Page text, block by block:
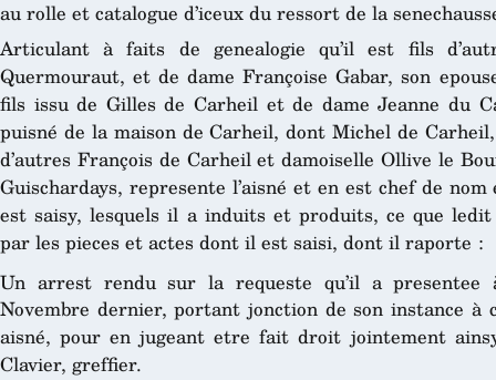
au rolle et catalogue d’iceux du ressort de la
Articulant à faits de genealogie qu’il est fils
Quermouraut, et de dame Françoise Gabar, son
fils issu de Gilles de Carheil et de dame Jeanne du
puisné de la maison de Carheil, dont Michel de
d’autres François de Carheil et damoiselle Ollive le
Guischardays, represente l’aisné et en est chef de
est saisy, lesquels il a induits et produits, ce que
par les pieces et actes dont il est saisi, dont il raporte :
Un arrest rendu sur la requeste qu’il a
Novembre dernier, portant jonction de son instance à
aisné, pour en jugeant etre fait droit jointement
Clavier, greffier.